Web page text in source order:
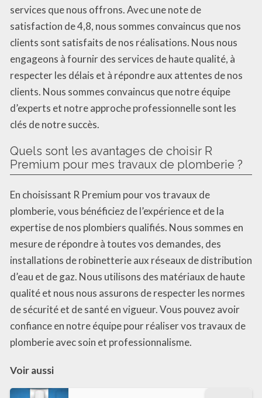
services que nous offrons. Avec une note de
satisfaction de 4,8, nous sommes convaincus que nos
clients sont satisfaits de nos réalisations. Nous nous
engageons à fournir des services de haute qualité, à
respecter les délais et à répondre aux attentes de nos
clients. Nous sommes convaincus que notre équipe
d’experts et notre approche professionnelle sont les
clés de notre succès.
Quels sont les avantages de choisir R
Premium pour mes travaux de plomberie ?
En choisissant R Premium pour vos travaux de
plomberie, vous bénéficiez de l’expérience et de la
expertise de nos plombiers qualifiés. Nous sommes en
mesure de répondre à toutes vos demandes, des
installations de robinetterie aux réseaux de distribution
d’eau et de gaz. Nous utilisons des matériaux de haute
qualité et nous nous assurons de respecter les normes
de sécurité et de santé en vigueur. Vous pouvez avoir
confiance en notre équipe pour réaliser vos travaux de
plomberie avec soin et professionnalisme.
Voir aussi